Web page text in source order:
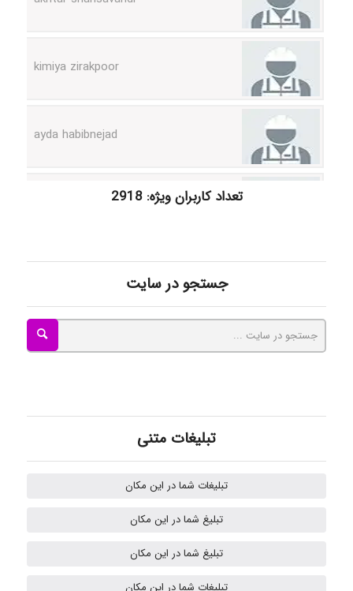
تعداد کاربران ویژه: 2918
جستجو در سایت
تبلیغات متنی
تبلیغات شما در این مکان
تبلیغ شما در این مکان
تبلیغ شما در این مکان
تبلیغات شما در این مکان